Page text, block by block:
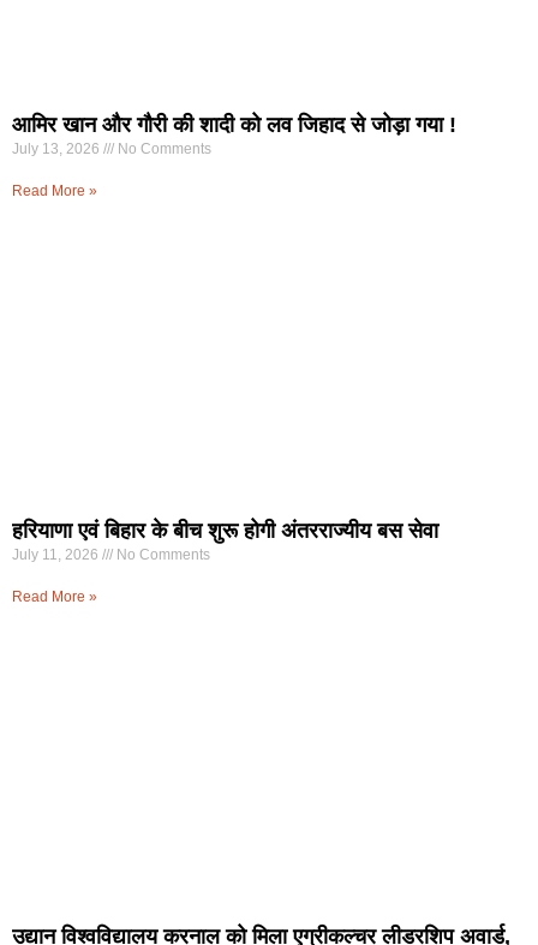
आमिर खान और गौरी की शादी को लव जिहाद से जोड़ा गया !
July 13, 2026 No Comments
Read More »
हरियाणा एवं बिहार के बीच शुरू होगी अंतरराज्यीय बस सेवा
July 11, 2026 No Comments
Read More »
उद्यान विश्वविद्यालय करनाल को मिला एग्रीकल्चर लीडरशिप अवार्ड,